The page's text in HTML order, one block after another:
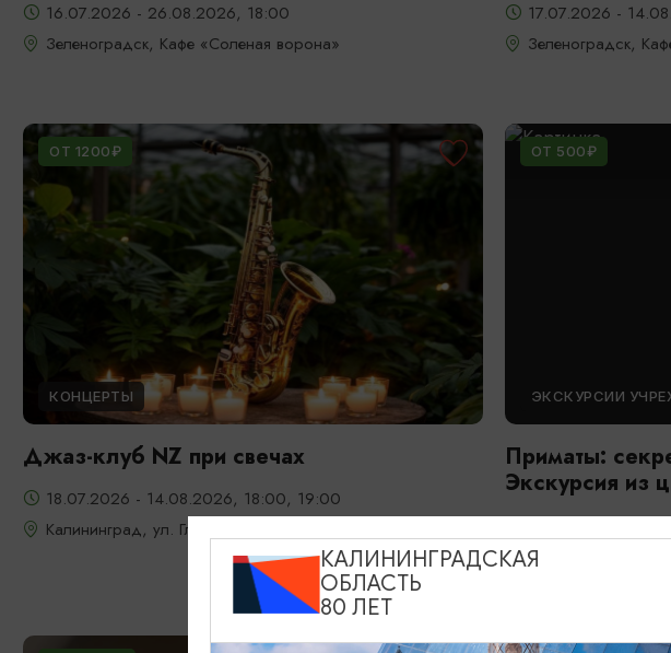
16.07.2026 - 26.08.2026, 18:00
Зеленоградск, Кафе «Соленая ворона»
17.07.2026 -
Зеленоградск,
ОТ 1200₽
КОНЦЕРТЫ
Джаз-клуб NZ при свечах
18.07.2026 - 14.08.2026, 18:00, 19:00
Калининград, ул. Глазунова, 9
ОТ 500₽
ЭКСКУРСИИ
Приматы:
Экскурсия из
Калининград,
КАЛИНИНГРАДСКАЯ
ОБЛАСТЬ
80 ЛЕТ